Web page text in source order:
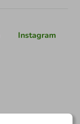
Instagram